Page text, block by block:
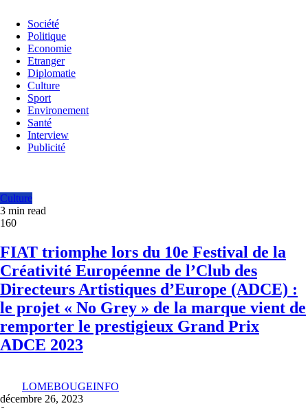
Société
Politique
Economie
Etranger
Diplomatie
Culture
Sport
Environement
Santé
Interview
Publicité
Culture
3 min read
160
FIAT triomphe lors du 10e Festival de la
Créativité Européenne de l’Club des
Directeurs Artistiques d’Europe (ADCE) :
le projet « No Grey » de la marque vient de
remporter le prestigieux Grand Prix
ADCE 2023
LOMEBOUGEINFO
décembre 26, 2023